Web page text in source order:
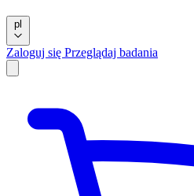
pl
Zaloguj się Przeglądaj badania